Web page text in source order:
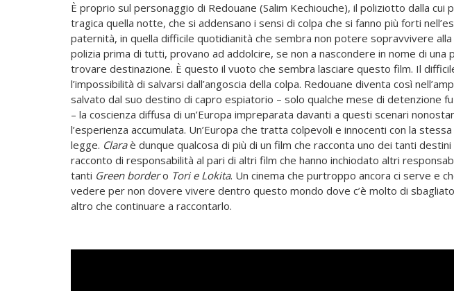
È proprio sul personaggio di Redouane (Salim Kechiouche), il poliziotto dalla cui
tragica quella notte, che si addensano i sensi di colpa che si fanno più forti
paternità, in quella difficile quotidianità che sembra non potere sopravvivere
polizia prima di tutti, provano ad addolcire, se non a nascondere in nome di una
trovare destinazione. È questo il vuoto che sembra lasciare questo film. Il
l’impossibilità di salvarsi dall’angoscia della colpa. Redouane diventa così
salvato dal suo destino di capro espiatorio – solo qualche mese di detenzione
– la coscienza diffusa di un’Europa impreparata davanti a questi scenari
l’esperienza accumulata. Un’Europa che tratta colpevoli e innocenti con la
legge. Claraè dunque qualcosa di più di un film che racconta uno dei tanti
racconto di responsabilità al pari di altri film che hanno inchiodato altri
tanti Green bordero Tori e Lokita. Un cinema che purtroppo ancora ci serve e
vedere per non dovere vivere dentro questo mondo dove c’è molto di
altro che continuare a raccontarlo.